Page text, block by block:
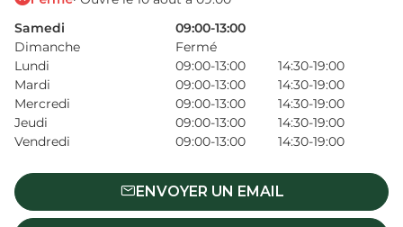
Samedi
09:00-13:00
Dimanche
Fermé
Lundi
09:00-13:00
14:30-19:00
Mardi
09:00-13:00
14:30-19:00
Mercredi
09:00-13:00
14:30-19:00
Jeudi
09:00-13:00
14:30-19:00
Vendredi
09:00-13:00 14:30-19:00
ENVOYER UN EMAIL